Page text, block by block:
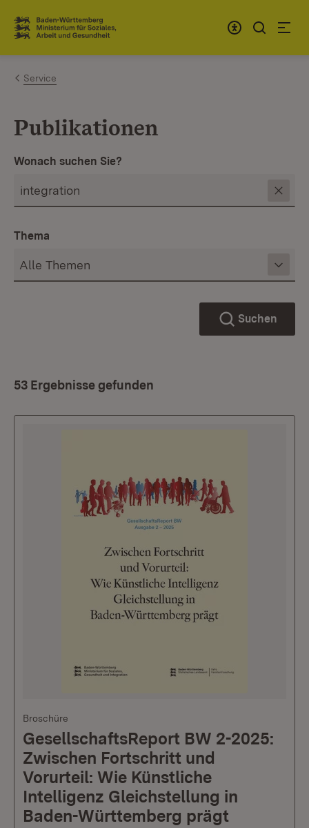
Zum Inhalt springen
Link zur Startseite
Service
Publikationen
Wonach suchen Sie?
Thema
Suchen
53 Ergebnisse gefunden
Broschüre
GesellschaftsReport BW 2-2025:
Zwischen Fortschritt und
Vorurteil: Wie Künstliche
Intelligenz Gleichstellung in
Baden-Württemberg prägt